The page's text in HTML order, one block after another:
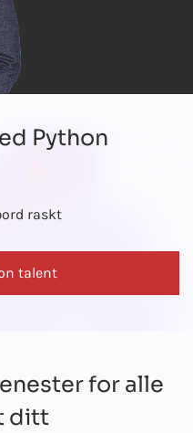
Python
raskt
talent
for alle
ditt